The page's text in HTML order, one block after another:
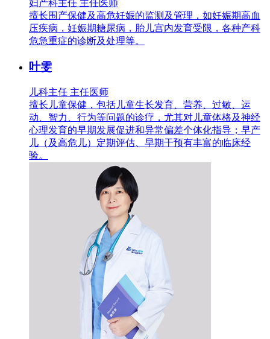
妇产科主任 主任医师
擅长围产保健及高危妊娠的监测及管理，如妊娠期高血
压疾病，妊娠期糖尿病，胎儿宫内发育受限，各种产科
危急重症的诊断及处理等。
叶雯
儿科主任 主任医师
擅长儿童保健，包括儿童生长发育、营养、过敏、运
动、智力、行为等问题的诊疗，尤其对儿童体格及神经
心理发育的早期发展促进和异常偏差个体化指导；早产
儿（及高危儿）定期评估、早期干预有丰富的临床经
验。